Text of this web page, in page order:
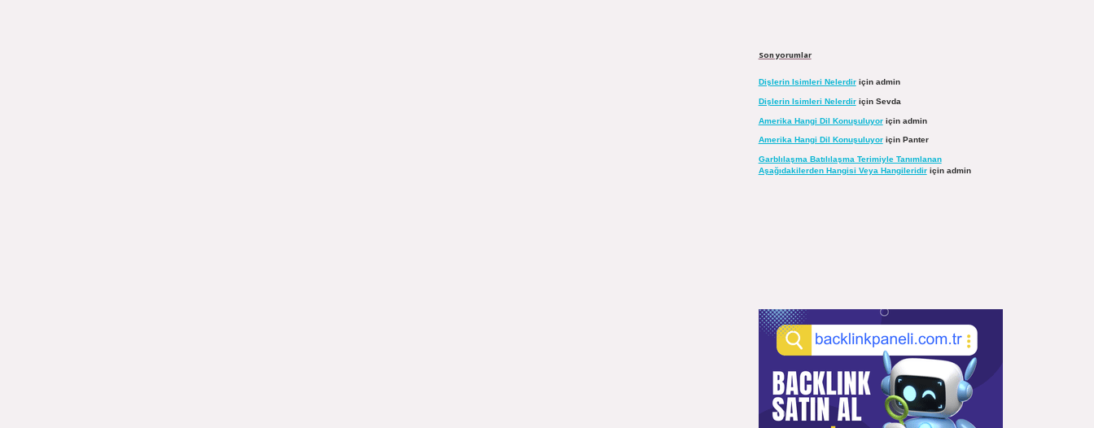
Son yorumlar
Dişlerin Isimleri Nelerdiriçin admin
Dişlerin Isimleri Nelerdiriçin Sevda
Amerika Hangi Dil Konuşuluyoriçin admin
Amerika Hangi Dil Konuşuluyoriçin Panter
Garblılaşma Batılılaşma Terimiyle Tanımlanan
Aşağıdakilerden Hangisi Veya Hangileridiriçin admin